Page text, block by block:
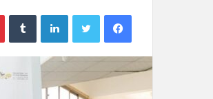
س
ل
ب
ي
فيسبوك لينكدإن